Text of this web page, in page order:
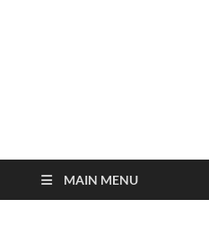
MAIN MENU